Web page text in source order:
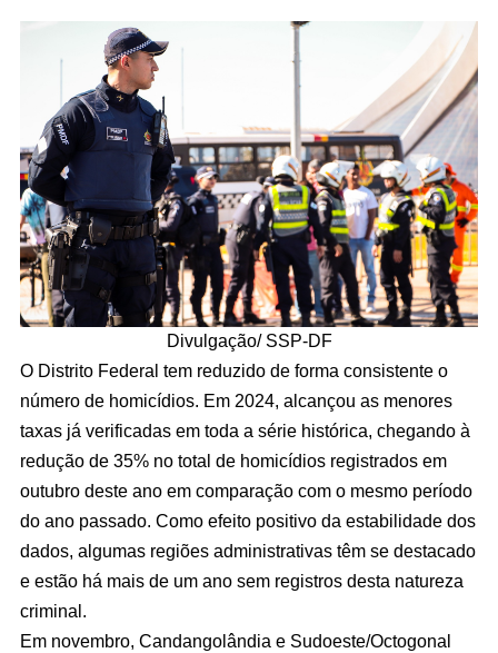
Divulgação/ SSP-DF
O Distrito Federal tem reduzido de forma consistente o
número de homicídios. Em 2024, alcançou as menores
taxas já verificadas em toda a série histórica, chegando à
redução de 35% no total de homicídios registrados em
outubro deste ano em comparação com o mesmo período
do ano passado. Como efeito positivo da estabilidade dos
dados, algumas regiões administrativas têm se destacado
e estão há mais de um ano sem registros desta natureza
criminal.
Em novembro, Candangolândia e Sudoeste/Octogonal